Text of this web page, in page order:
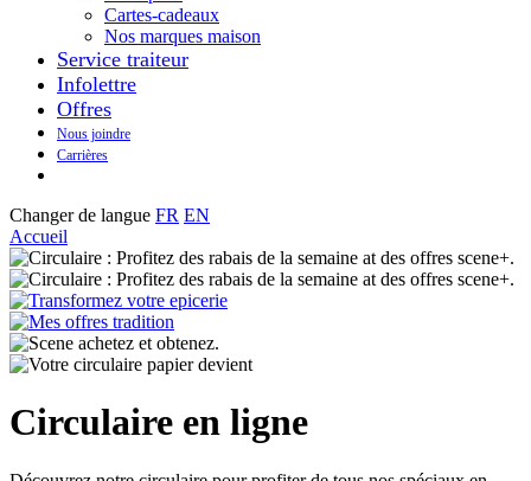
qui
goûte
bons.
Toujours
prêts
Cartes-cadeaux
Nos marques maison
Service traiteur
Infolettre
Offres
Nous joindre
Carrières
Changer de langue FR EN
Accueil
Circulaire en ligne